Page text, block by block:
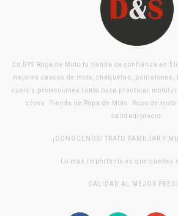
En DYS Ropa de Moto tu tienda de confianza en
mejores cascos de moto, chaquetas, pantalones,
cuero y protecciones tanto para practicar
cross. Tienda de Ropa de Moto. Ropa de
calidad/precio.
¡CONOCENOS! TRATO FAMILIAR Y
Lo mas importante es que quedes
CALIDAD AL MEJOR